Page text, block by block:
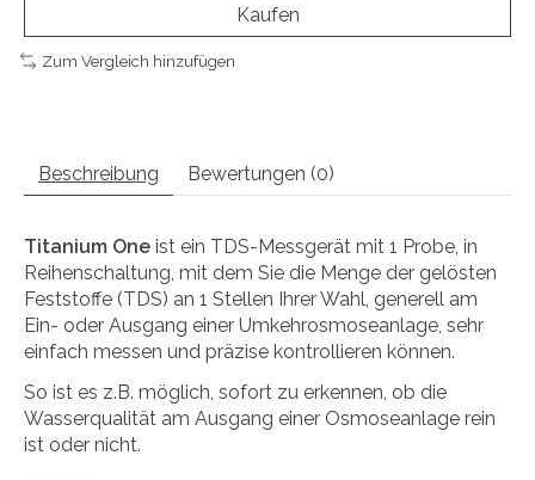
Kaufen
Zum Vergleich hinzufügen
Beschreibung Bewertungen (0)
Titanium One ist ein TDS-Messgerät mit 1 Probe, in
Reihenschaltung, mit dem Sie die Menge der gelösten
Feststoffe (TDS) an 1 Stellen Ihrer Wahl, generell am
Ein- oder Ausgang einer Umkehrosmoseanlage, sehr
einfach messen und präzise kontrollieren können.
So ist es z.B. möglich, sofort zu erkennen, ob die
Wasserqualität am Ausgang einer Osmoseanlage rein
ist oder nicht.